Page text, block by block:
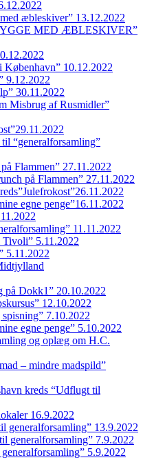
æbleskiver” 13.12.2022
MED ÆBLESKIVER”
10.12.2022
9.12.2022
30.11.2022
Misbrug af Rusmidler”
“generalforsamling”
Flammen” 27.11.2022
på Flammen” 27.11.2022
egne penge”16.11.2022
11.11.2022
5.11.2022
5.11.2022
på Dokk1” 20.10.2022
12.10.2022
7.10.2022
egne penge” 5.10.2022
og oplæg om H.C.
– mindre madspild”
kreds “Udflugt til
16.9.2022
generalforsamling” 13.9.2022
generalforsamling” 7.9.2022
5.9.2022